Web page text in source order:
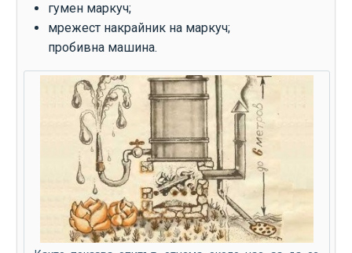
гумен маркуч;
мрежест накрайник на маркуч;
пробивна машина.